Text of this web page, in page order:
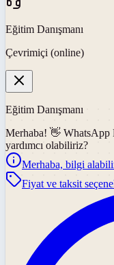
Eğitim Danışmanı
Çevrimiçi (online)
Eğitim Danışmanı
Merhaba! 👋 WhatsApp
yardımcı olabiliriz?
Merhaba, bilgi
Fiyat ve taksit